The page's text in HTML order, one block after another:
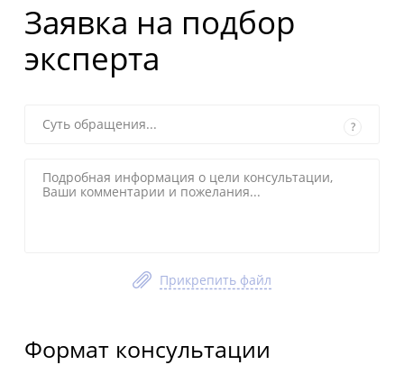
Заявка на подбор
эксперта
Прикрепить файл
Формат консультации